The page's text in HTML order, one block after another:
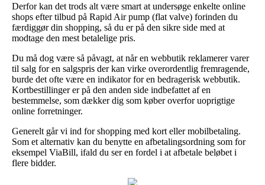
Derfor kan det trods alt være smart at undersøge enkelte online
shops efter tilbud på Rapid Air pump (flat valve) forinden du
færdiggør din shopping, så du er på den sikre side med at
modtage den mest betalelige pris.
Du må dog være så påvagt, at når en webbutik reklamerer varer
til salg for en salgspris der kan virke overordentlig fremragende,
burde det ofte være en indikator for en bedragerisk webbutik.
Kortbestillinger er på den anden side indbefattet af en
bestemmelse, som dækker dig som køber overfor uoprigtige
online forretninger.
Generelt går vi ind for shopping med kort eller mobilbetaling.
Som et alternativ kan du benytte en afbetalingsordning som for
eksempel ViaBill, ifald du ser en fordel i at afbetale beløbet i
flere bidder.